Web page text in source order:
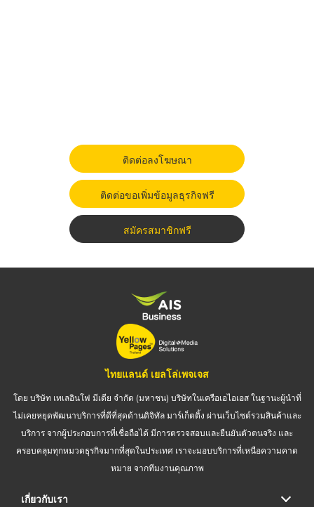
ติดต่อลงโฆษณา
ติดต่อขอเพิ่มข้อมูลธุรกิจฟรี
สมัครสมาชิกฟรี
ไทยแลนด์ เยลโล่เพจเจส
โดย บริษัท เทเลอินโฟ มีเดีย จำกัด (มหาชน) บริษัทในเครือเอไอเอส ในฐานะผู้นำที่
ไม่เคยหยุดพัฒนาบริการที่ดีที่สุดด้านดิจิทัล มาร์เก็ตติ้ง ผ่านเว็บไซต์รวมสินค้าและ
บริการ จากผู้ประกอบการที่เชื่อถือได้ มีการตรวจสอบและยืนยันตัวตนจริง และ
ครอบคลุมทุกหมวดธุรกิจมากที่สุดในประเทศ เราจะมอบบริการที่เหนือความคาด
หมาย จากทีมงานคุณภาพ
เกี่ยวกับเรา